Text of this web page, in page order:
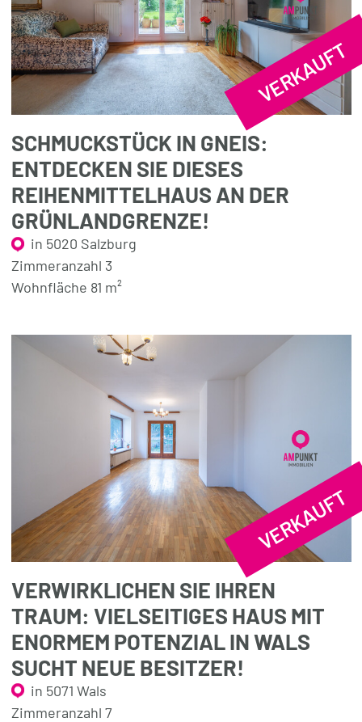
VERKAUFT
SCHMUCKSTÜCK IN GNEIS:
ENTDECKEN SIE DIESES
REIHENMITTELHAUS AN DER
GRÜNLANDGRENZE!
in 5020 Salzburg
Zimmeranzahl 3
Wohnfläche 81 m²
VERKAUFT
VERWIRKLICHEN SIE IHREN
TRAUM: VIELSEITIGES HAUS MIT
ENORMEM POTENZIAL IN WALS
SUCHT NEUE BESITZER!
in 5071 Wals
Zimmeranzahl 7